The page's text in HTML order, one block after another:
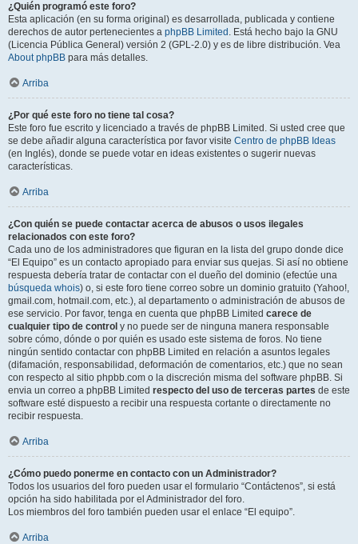
¿Quién programó este foro?
Esta aplicación (en su forma original) es desarrollada, publicada y contiene
derechos de autor pertenecientes a phpBB Limited . Está hecho bajo la GNU
(Licencia Pública General) versión 2 (GPL-2.0) y es de libre distribución. Vea
About phpBB para más detalles.
Arriba
¿Por qué este foro no tiene tal cosa?
Este foro fue escrito y licenciado a través de phpBB Limited. Si usted cree que
se debe añadir alguna característica por favor visite Centro de phpBB Ideas
(en Inglés), donde se puede votar en ideas existentes o sugerir nuevas
características.
Arriba
¿Con quién se puede contactar acerca de abusos o usos ilegales
relacionados con este foro?
Cada uno de los administradores que figuran en la lista del grupo donde dice
“El Equipo” es un contacto apropiado para enviar sus quejas. Si así no obtiene
respuesta debería tratar de contactar con el dueño del dominio (efectúe una
búsqueda whois) o, si este foro tiene correo sobre un dominio gratuito (Yahoo!,
gmail.com, hotmail.com, etc.), al departamento o administración de abusos de
ese servicio. Por favor, tenga en cuenta que phpBB Limited carece de
cualquier tipo de control y no puede ser de ninguna manera responsable
sobre cómo, dónde o por quién es usado este sistema de foros. No tiene
ningún sentido contactar con phpBB Limited en relación a asuntos legales
(difamación, responsabilidad, deformación de comentarios, etc.) que no sean
con respecto al sitio phpbb.com o la discreción misma del software phpBB. Si
envia un correo a phpBB Limited respecto del uso de terceras partes de este
software esté dispuesto a recibir una respuesta cortante o directamente no
recibir respuesta.
Arriba
¿Cómo puedo ponerme en contacto con un Administrador?
Todos los usuarios del foro pueden usar el formulario “Contáctenos”, si está
opción ha sido habilitada por el Administrador del foro.
Los miembros del foro también pueden usar el enlace “El equipo”.
Arriba